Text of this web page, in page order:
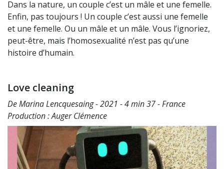
Dans la nature, un couple c’est un mâle et une femelle.
Enfin, pas toujours ! Un couple c’est aussi une femelle
et une femelle. Ou un mâle et un mâle. Vous l’ignoriez,
peut-être, mais l’homosexualité n’est pas qu’une
histoire d’humain.
Love cleaning
De Marina Lencquesaing - 2021 - 4 min 37 - France
Production : Auger Clémence